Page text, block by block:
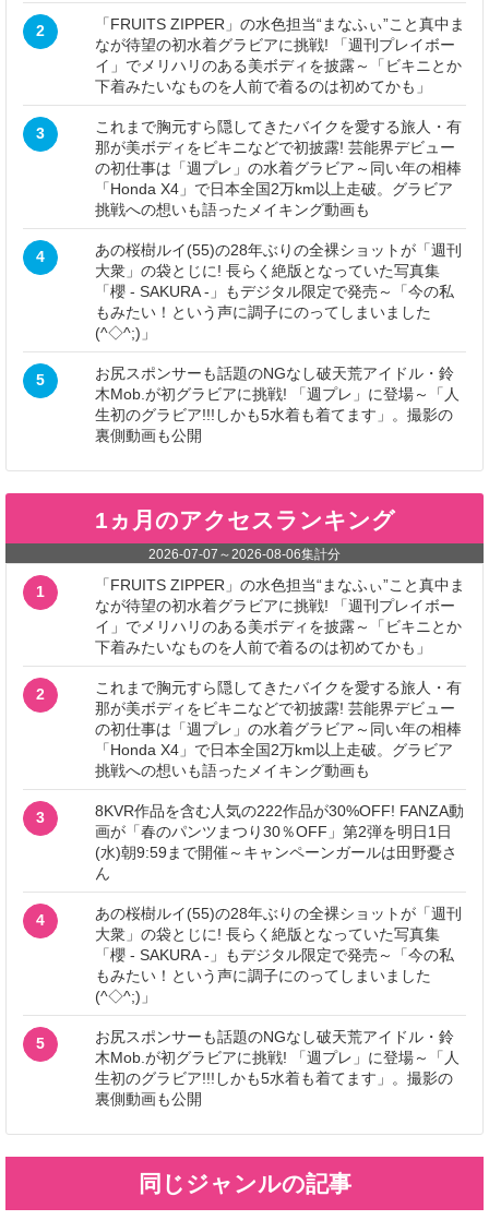
2
「FRUITS ZIPPER」の水色担当“まなふぃ”こと真中ま
なが待望の初水着グラビアに挑戦! 「週刊プレイボー
イ」でメリハリのある美ボディを披露～「ビキニとか
下着みたいなものを人前で着るのは初めてかも」
3
これまで胸元すら隠してきたバイクを愛する旅人・有
那が美ボディをビキニなどで初披露! 芸能界デビュー
の初仕事は「週プレ」の水着グラビア～同い年の相棒
「Honda X4」で日本全国2万km以上走破。グラビア
挑戦への想いも語ったメイキング動画も
4
あの桜樹ルイ(55)の28年ぶりの全裸ショットが「週刊
大衆」の袋とじに! 長らく絶版となっていた写真集
「櫻 - SAKURA -」もデジタル限定で発売～「今の私
もみたい！という声に調子にのってしまいました
(^◇^;)」
5
お尻スポンサーも話題のNGなし破天荒アイドル・鈴
木Mob.が初グラビアに挑戦! 「週プレ」に登場～「人
生初のグラビア!!!しかも5水着も着てます」。撮影の
裏側動画も公開
1ヵ月のアクセスランキング
2026-07-07 ～ 2026-08-06集計分
1
「FRUITS ZIPPER」の水色担当“まなふぃ”こと真中ま
なが待望の初水着グラビアに挑戦! 「週刊プレイボー
イ」でメリハリのある美ボディを披露～「ビキニとか
下着みたいなものを人前で着るのは初めてかも」
2
これまで胸元すら隠してきたバイクを愛する旅人・有
那が美ボディをビキニなどで初披露! 芸能界デビュー
の初仕事は「週プレ」の水着グラビア～同い年の相棒
「Honda X4」で日本全国2万km以上走破。グラビア
挑戦への想いも語ったメイキング動画も
3
8KVR作品を含む人気の222作品が30%OFF! FANZA動
画が「春のパンツまつり30％OFF」第2弾を明日1日
(水)朝9:59まで開催～キャンペーンガールは田野憂さ
ん
4
あの桜樹ルイ(55)の28年ぶりの全裸ショットが「週刊
大衆」の袋とじに! 長らく絶版となっていた写真集
「櫻 - SAKURA -」もデジタル限定で発売～「今の私
もみたい！という声に調子にのってしまいました
(^◇^;)」
5
お尻スポンサーも話題のNGなし破天荒アイドル・鈴
木Mob.が初グラビアに挑戦! 「週プレ」に登場～「人
生初のグラビア!!!しかも5水着も着てます」。撮影の
裏側動画も公開
同じジャンルの記事